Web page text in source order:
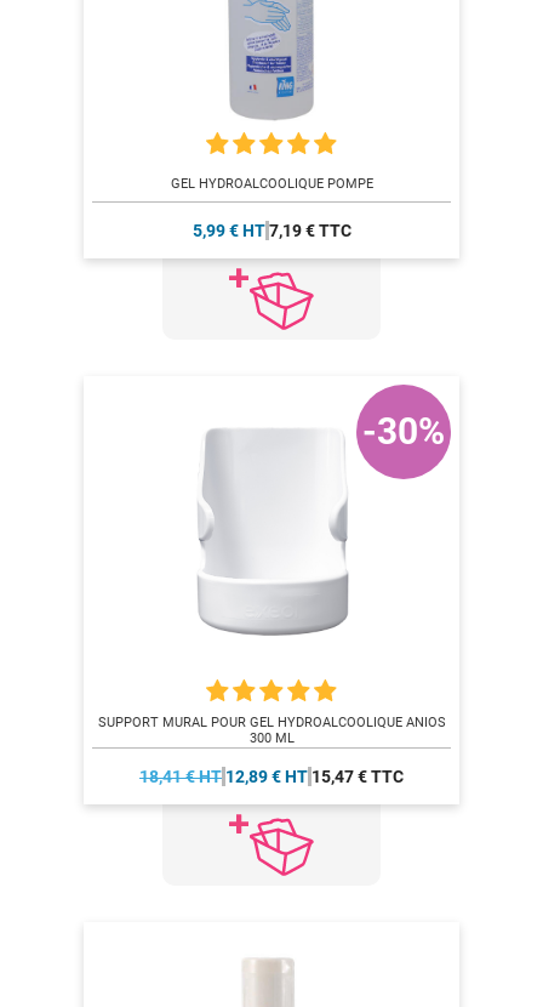
GEL HYDROALCOOLIQUE POMPE
5,99 € HT 7,19 € TTC
SUPPORT MURAL POUR GEL HYDROALCOOLIQUE ANIOS
300 ML
18,41 € HT 12,89 € HT 15,47 € TTC
-30%